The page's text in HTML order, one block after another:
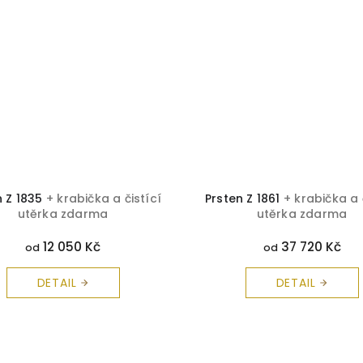
1835 + krabička a čistící
utěrka zdarma
od 12 050 Kč
DETAIL
Prsten Z 1861 + krabička
utěrka zdarma
od37 720 Kč
DETAIL